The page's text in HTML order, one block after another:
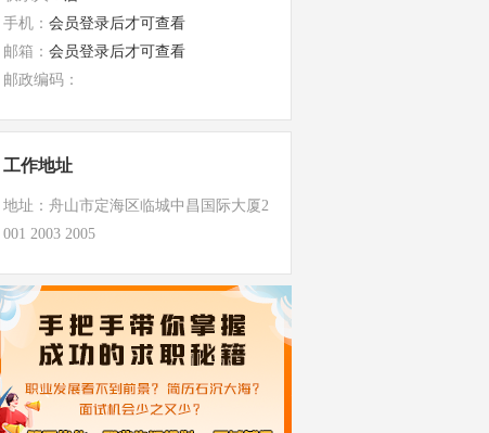
手机： 会员登录后才可查看
邮箱： 会员登录后才可查看
邮政编码：
工作地址
地址：舟山市定海区临城中昌国际大厦2
001 2003 2005